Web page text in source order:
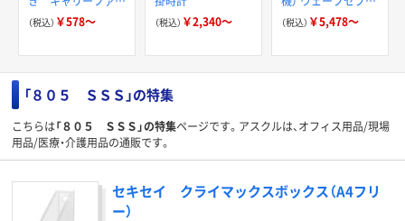
ル A4
（税込） ￥578～ （税込） ￥2,340～
ー 電波 アナログ 掛
け時計 IQ-1009J
（税込） ￥5,478～
「８０５ ＳＳＳ」の特集
こちらは「８０５ ＳＳＳ」の特集ページです。アスクルは、オフィス用品/現場
用品/医療・介護用品の通販です。
セキセイ クライマックスボックス（A4フリ
ー）